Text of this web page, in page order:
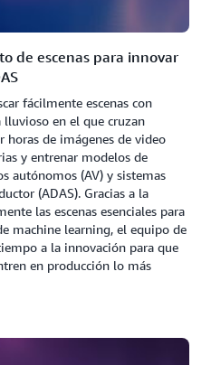
de escenas para innovar
fácilmente escenas con
en el que cruzan
horas de imágenes de video
y entrenar modelos de
autónomos (AV) y sistemas
(ADAS). Gracias a la
las escenas esenciales para
machine learning, el equipo de
a la innovación para que
en producción lo más